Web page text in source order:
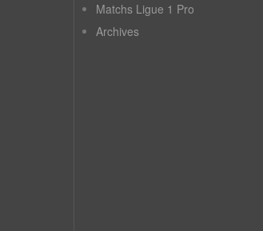
Matchs Ligue 1 Pro
Archives